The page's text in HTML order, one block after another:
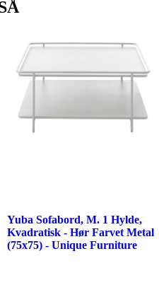
Yuba Sofabord, M. 1 Hylde,
Kvadratisk - Hør Farvet Metal
(75x75) - Unique Furniture